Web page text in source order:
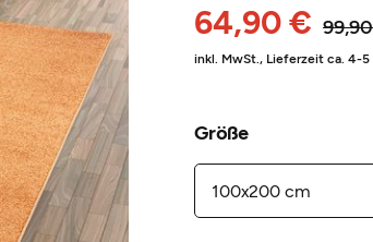
64,90 €
inkl. MwSt., Lieferzeit ca. 4-5
Größe